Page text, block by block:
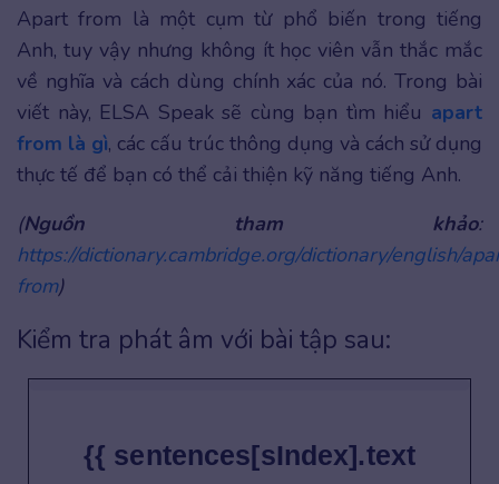
Apart from là một cụm từ phổ biến trong tiếng
Anh, tuy vậy nhưng không ít học viên vẫn thắc mắc
về nghĩa và cách dùng chính xác của nó. Trong bài
viết này, ELSA Speak sẽ cùng bạn tìm hiểu apart
from là gì, các cấu trúc thông dụng và cách sử dụng
thực tế để bạn có thể cải thiện kỹ năng tiếng Anh.
(Nguồn tham khảo:
https://dictionary.cambridge.org/dictionary/english/
from)
Kiểm tra phát âm với bài tập sau:
{{ sentences[sIndex].text